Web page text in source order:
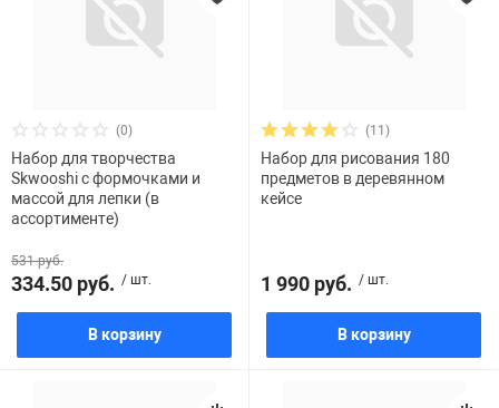
(0)
Набор для творчества
Skwooshi c формочками и
массой для лепки (в
ассортименте)
531 руб.
334.50 руб. / шт.
В корзину
(11)
Набор для рисования 180
предметов в деревянном
кейсе
1 990 руб. / шт.
В корзину